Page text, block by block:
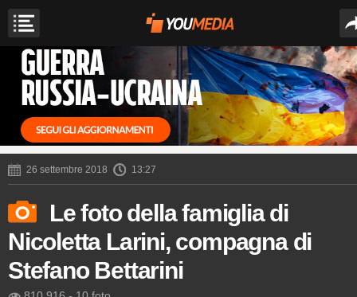
26 settembre 2018 13:27
Le foto della famiglia di
Nicoletta Larini, compagna di
Stefano Bettarini